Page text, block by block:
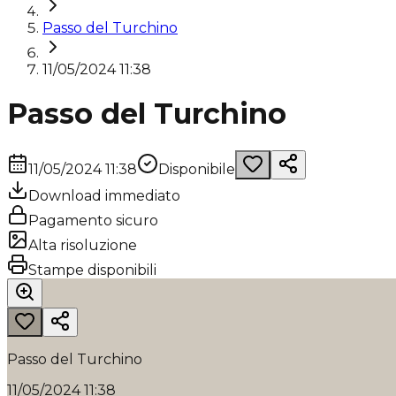
Passo del Turchino
11/05/2024 11:38
Passo del Turchino
11/05/2024 11:38
Disponibile
Download immediato
Pagamento sicuro
Alta risoluzione
Stampe disponibili
Passo del Turchino
11/05/2024 11:38